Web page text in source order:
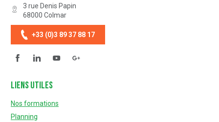
3 rue Denis Papin
68000 Colmar
+33 (0)3 89 37 88 17
FacebookLinkedinYouTube
Liens utiles
Nos formations
Planning